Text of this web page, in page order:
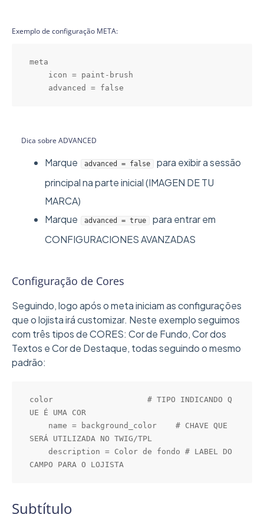
Exemplo de configuração META:
meta
    advanced = false
Dica sobre ADVANCED
Marque advanced = false
para exibir a sessão
principal na parte inicial (IMAGEN DE TU
MARCA)
Marque
advanced = true
para entrar em
CONFIGURACIONES AVANZADAS
Configuração de Cores
Seguindo, logo após o meta iniciam as configurações
que o lojista irá customizar. Neste exemplo seguimos
com três tipos de CORES: Cor de Fundo, Cor dos
Textos e Cor de Destaque, todas seguindo o mesmo
padrão:
color                    # TIPO INDICANDO Q
UE É UMA COR
SERÁ UTILIZADA NO TWIG/TPL
CAMPO PARA O LOJISTA
Subtítulo